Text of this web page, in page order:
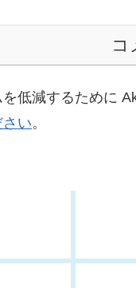
コ
低減するために
い。